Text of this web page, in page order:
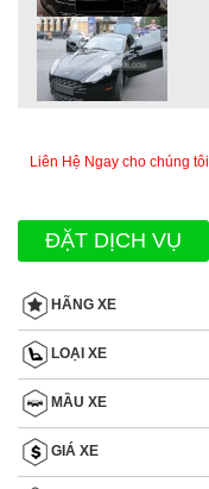
Liên Hệ Ngay cho chúng tôi
ĐẶT DỊCH VỤ
HÃNG XE
LOẠI XE
MẦU XE
GIÁ XE